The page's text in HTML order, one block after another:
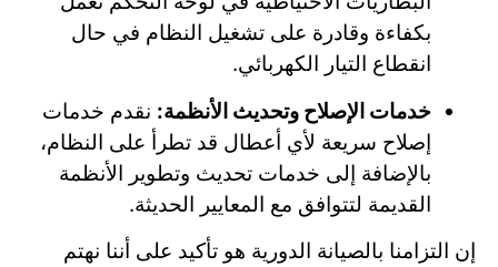
بكفاءة وقادرة على تشغيل النظام في حال
انقطاع التيار الكهربائي.
خدمات الإصلاح وتحديث الأنظمة: نقدم خدمات
إصلاح سريعة لأي أعطال قد تطرأ على النظام،
بالإضافة إلى خدمات تحديث وتطوير الأنظمة
القديمة لتتوافق مع المعايير الحديثة.
إن التزامنا بالصيانة الدورية هو تأكيد على أننا نهتم